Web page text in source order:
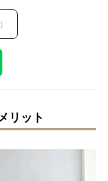
リット